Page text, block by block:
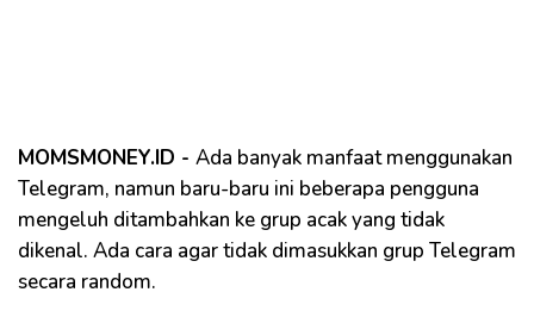
MOMSMONEY.ID - Ada banyak manfaat menggunakan
Telegram, namun baru-baru ini beberapa pengguna
mengeluh ditambahkan ke grup acak yang tidak
dikenal. Ada cara agar tidak dimasukkan grup Telegram
secara random.